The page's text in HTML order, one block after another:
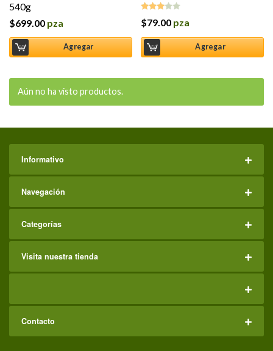
540g
$699.00 pza
Agregar
Valorado
3.00
de 5
$79.00 pza
Agregar
Aún no ha visto productos.
Informativo
Navegación
Categorías
Visita nuestra tienda
Contacto